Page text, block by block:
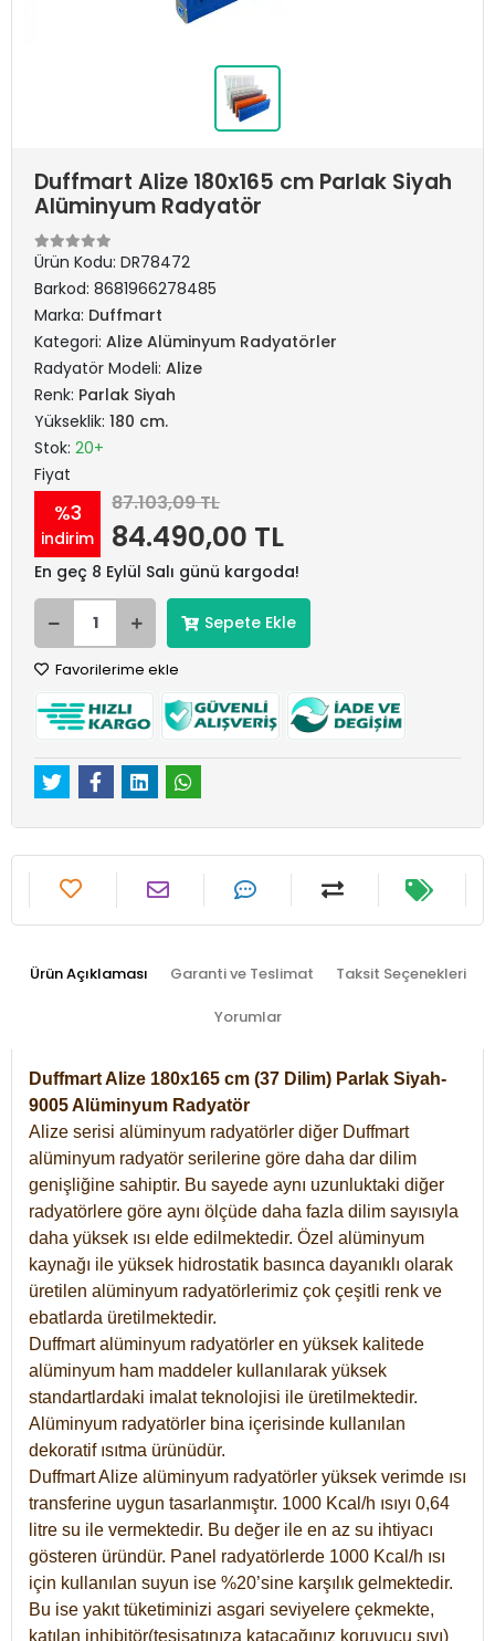
Duffmart Alize 180x165 cm Parlak Siyah
Alüminyum Radyatör
Ürün Kodu: DR78472
Barkod: 8681966278485
Marka: Duffmart
Kategori: Alize Alüminyum Radyatörler
Radyatör Modeli: Alize
Renk: Parlak Siyah
Yükseklik: 180 cm.
Stok: 20+
Fiyat
%3
indirim
87.103,09 TL
84.490,00 TL
En geç 8 Eylül Salı günü kargoda!
Sepete Ekle
Favorilerime ekle
Ürün Açıklaması Garanti ve Teslimat Taksit Seçenekleri
Yorumlar
Duffmart Alize 180x165 cm (37 Dilim) Parlak Siyah-
9005 Alüminyum Radyatör
Alize serisi alüminyum radyatörler diğer Duffmart
alüminyum radyatör serilerine göre daha dar dilim
genişliğine sahiptir. Bu sayede aynı uzunluktaki diğer
radyatörlere göre aynı ölçüde daha fazla dilim sayısıyla
daha yüksek ısı elde edilmektedir. Özel alüminyum
kaynağı ile yüksek hidrostatik basınca dayanıklı olarak
üretilen alüminyum radyatörlerimiz çok çeşitli renk ve
ebatlarda üretilmektedir.
Duffmart alüminyum radyatörler en yüksek kalitede
alüminyum ham maddeler kullanılarak yüksek
standartlardaki imalat teknolojisi ile üretilmektedir.
Alüminyum radyatörler bina içerisinde kullanılan
dekoratif ısıtma ürünüdür.
Duffmart Alize alüminyum radyatörler yüksek verimde ısı
transferine uygun tasarlanmıştır. 1000 Kcal/h ısıyı 0,64
litre su ile vermektedir. Bu değer ile en az su ihtiyacı
gösteren üründür. Panel radyatörlerde 1000 Kcal/h ısı
için kullanılan suyun ise %20’sine karşılık gelmektedir.
Bu ise yakıt tüketiminizi asgari seviyelere çekmekte,
katılan inhibitör(tesisatınıza katacağınız koruyucu sıvı)